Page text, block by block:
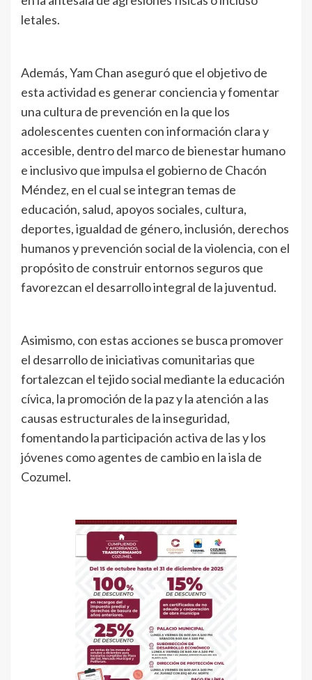
letales.
Además, Yam Chan aseguró que el objetivo de
esta actividad es generar conciencia y fomentar
una cultura de prevención en la que los
adolescentes cuenten con información clara y
accesible, dentro del marco de bienestar humano
e inclusivo que impulsa el gobierno de Chacón
Méndez, en el cual se integran temas de
educación, salud, apoyos sociales, cultura,
deportes, igualdad de género, inclusión, derechos
humanos y prevención social de la violencia, con el
propósito de construir entornos seguros que
favorezcan el desarrollo integral de la juventud.
Asimismo, con estas acciones se busca promover
el desarrollo de iniciativas comunitarias que
fortalezcan el tejido social mediante la educación
cívica, la promoción de la paz y la atención a las
causas estructurales de la inseguridad,
fomentando la participación activa de las y los
jóvenes como agentes de cambio en la isla de
Cozumel.